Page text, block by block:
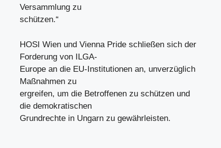
Versammlung zu
schützen.“
HOSI Wien und Vienna Pride schließen sich der
Forderung von ILGA-
Europe an die EU-Institutionen an, unverzüglich
Maßnahmen zu
ergreifen, um die Betroffenen zu schützen und
die demokratischen
Grundrechte in Ungarn zu gewährleisten.